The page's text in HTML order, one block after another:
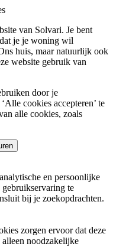
van Solvari. Je bent
je je woning wil
huis, maar natuurlijk ook
website gebruik van
door je
cookies accepteren’ te
alle cookies, zoals
en persoonlijke
te
bij je zoekopdrachten.
zorgen ervoor dat deze
noodzakelijke